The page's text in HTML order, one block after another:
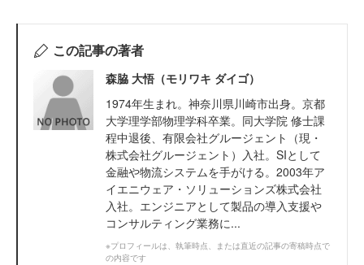
この記事の著者
森脇 大悟（モリワキ ダイゴ）
1974年生まれ。神奈川県川崎市出身。京都
大学理学部物理学科卒業。同大学院 修士課
程中退後、有限会社グルージェント（現・
株式会社グルージェント）入社。SIとして
金融や物流システムを手がける。2003年ア
イエニウェア・ソリューションズ株式会社
入社。エンジニアとして製品の導入支援や
コンサルティング業務に...
※プロフィールは、執筆時点、または直近の記事の寄稿時点で
の内容です